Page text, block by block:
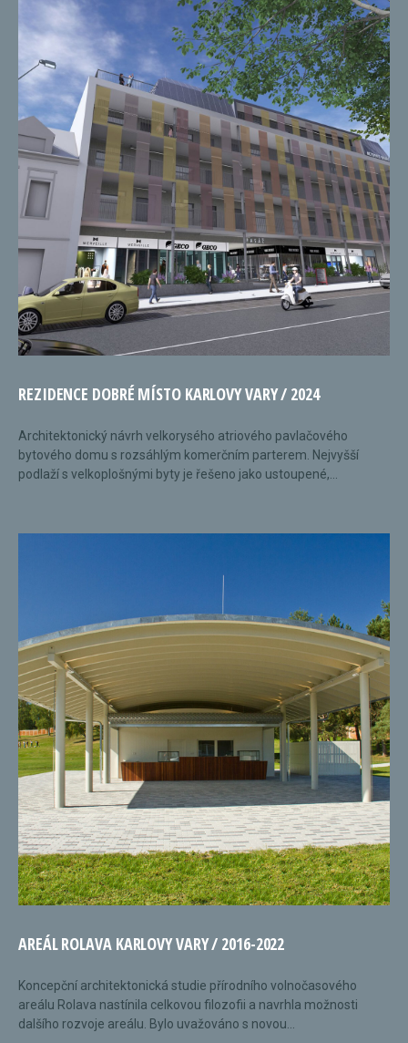
REZIDENCE DOBRÉ MÍSTO KARLOVY VARY / 2024
Architektonický návrh velkorysého atriového pavlačového
bytového domu s rozsáhlým komerčním parterem. Nejvyšší
podlaží s velkoplošnými byty je řešeno jako ustoupené,...
AREÁL ROLAVA KARLOVY VARY / 2016-2022
Koncepční architektonická studie přírodního volnočasového
areálu Rolava nastínila celkovou filozofii a navrhla možnosti
dalšího rozvoje areálu. Bylo uvažováno s novou...